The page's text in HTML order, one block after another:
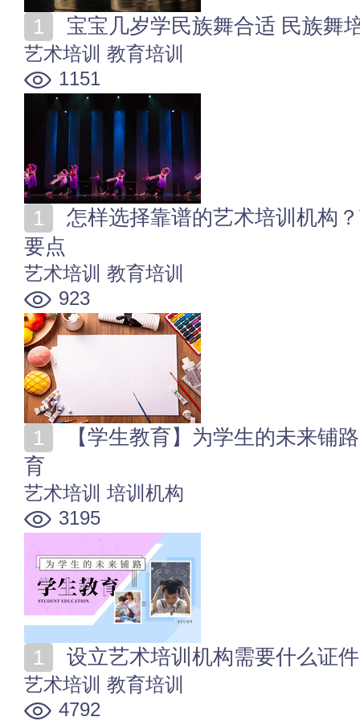
宝宝几岁学民族舞合适 民族舞
艺术培训 教育培训
1151
要点
艺术培训 教育培训
923
育
艺术培训 培训机构
3195
设立艺术培训机构需要什么证
艺术培训 教育培训
4792